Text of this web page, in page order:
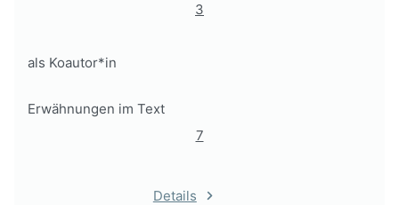
3
als Koautor*in
Erwähnungen im Text
7
Details